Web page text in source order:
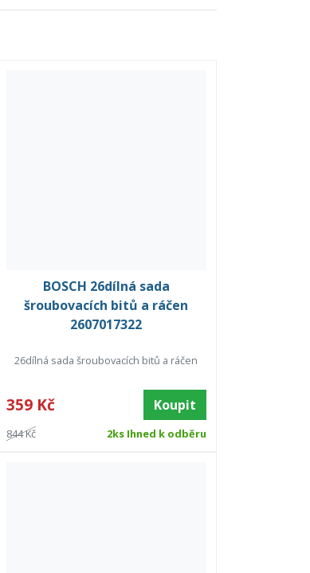
BOSCH 26dílná sada
šroubovacích bitů a ráčen
2607017322
26dílná sada šroubovacích bitů a ráčen
359 Kč Koupit
844 Kč 2ks Ihned k odběru